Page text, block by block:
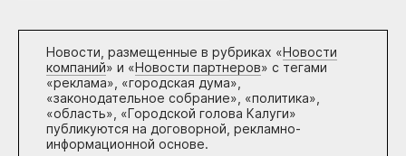
Новости, размещенные в рубриках «Новости
компаний» и «Новости партнеров» с тегами
«реклама», «городская дума»,
«законодательное собрание», «политика»,
«область», «Городской голова Калуги»
публикуются на договорной, рекламно-
информационной основе.